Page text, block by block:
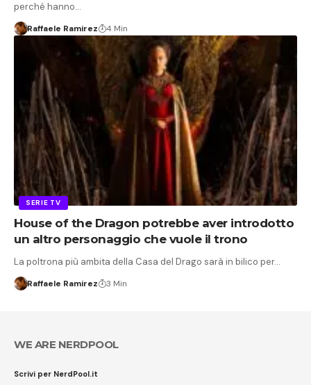
perché hanno…
Raffaele Ramirez 4 Min
SERIE TV
House of the Dragon potrebbe aver introdotto
un altro personaggio che vuole il trono
La poltrona più ambita della Casa del Drago sarà in bilico per…
Raffaele Ramirez 3 Min
WE ARE NERDPOOL
Scrivi per NerdPool.it